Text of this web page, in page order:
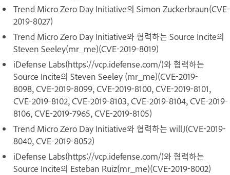
Trend Micro Zero Day Initiative의 Simon Zuckerbraun(CVE-
2019-8027)
Trend Micro Zero Day Initiative와 협력하는 Source Incite의
Steven Seeley(mr_me)(CVE-2019-8019)
iDefense Labs(https://vcp.idefense.com/)와 협력하는
Source Incite의 Steven Seeley (mr_me)(CVE-2019-
8098, CVE-2019-8099, CVE-2019-8100, CVE-2019-8101,
CVE-2019-8102, CVE-2019-8103, CVE-2019-8104, CVE-2019-
8106, CVE-2019-7965, CVE-2019-8105)
Trend Micro Zero Day Initiative와 협력하는 willJ(CVE-2019-
8040, CVE-2019-8052)
iDefense Labs(https://vcp.idefense.com/)와 협력하는
Source Incite의 Esteban Ruiz(mr_me)(CVE-2019-8002)